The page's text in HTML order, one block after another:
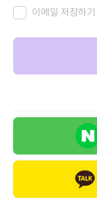
이메일 저장하기